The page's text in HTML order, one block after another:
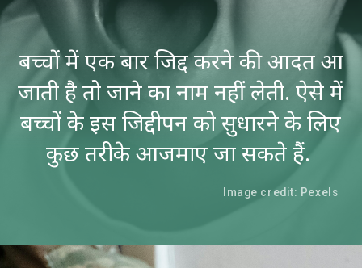
Image credit: Pexels
बच्चों में एक बार जिद्द करने की आदत आ
जाती है तो जाने का नाम नहीं लेती. ऐसे में
बच्चों के इस जिद्दीपन को सुधारने के लिए
कुछ तरीके आजमाए जा सकते हैं.